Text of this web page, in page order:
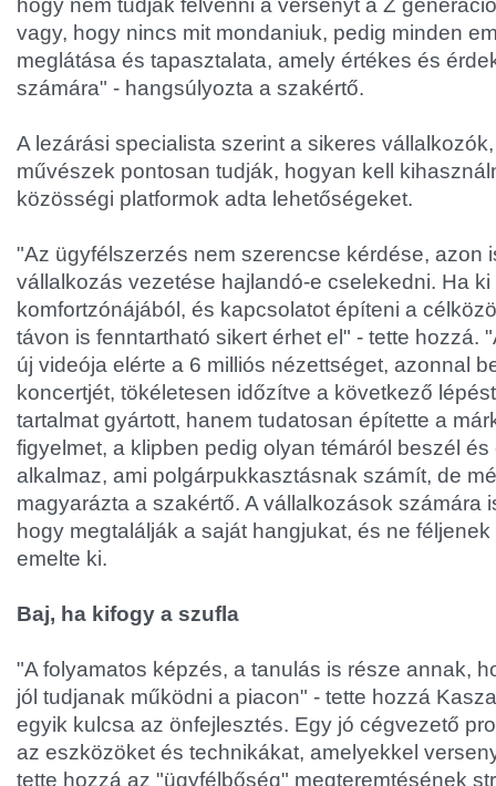
hogy nem tudják felvenni a versenyt a Z
vagy, hogy nincs mit mondaniuk, pedig minden
meglátása és tapasztalata, amely értékes és
számára" - hangsúlyozta a szakértő.
A lezárási specialista szerint a sikeres
művészek pontosan tudják, hogyan kell
közösségi platformok adta lehetőségeket.
"Az ügyfélszerzés nem szerencse kérdése, azon
vállalkozás vezetése hajlandó-e cselekedni. Ha ki
komfortzónájából, és kapcsolatot építeni a
távon is fenntartható sikert érhet el" - tette hozzá.
új videója elérte a 6 milliós nézettséget, azonnal
koncertjét, tökéletesen időzítve a következő
tartalmat gyártott, hanem tudatosan építette a
figyelmet, a klipben pedig olyan témáról beszél
alkalmaz, ami polgárpukkasztásnak számít, de
magyarázta a szakértő. A vállalkozások számára
hogy megtalálják a saját hangjukat, és ne
emelte ki.
Baj, ha kifogy a szufla
"A folyamatos képzés, a tanulás is része annak,
jól tudjanak működni a piacon" - tette hozzá
egyik kulcsa az önfejlesztés. Egy jó cégvezető
az eszközöket és technikákat, amelyekkel
tette hozzá az "ügyfélbőség" megteremtésének